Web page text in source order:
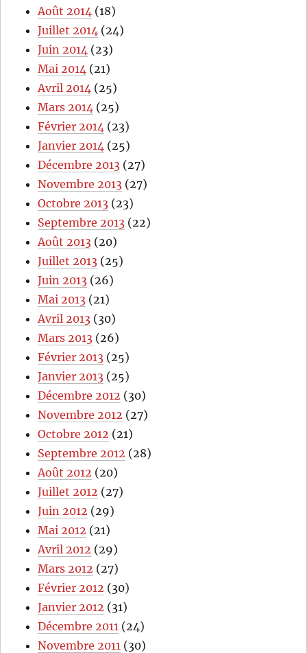
Août 2014 (18)
Juillet 2014 (24)
Juin 2014 (23)
Mai 2014 (21)
Avril 2014 (25)
Mars 2014 (25)
Février 2014 (23)
Janvier 2014 (25)
Décembre 2013 (27)
Novembre 2013 (27)
Octobre 2013 (23)
Septembre 2013 (22)
Août 2013 (20)
Juillet 2013 (25)
Juin 2013 (26)
Mai 2013 (21)
Avril 2013 (30)
Mars 2013 (26)
Février 2013 (25)
Janvier 2013 (25)
Décembre 2012 (30)
Novembre 2012 (27)
Octobre 2012 (21)
Septembre 2012 (28)
Août 2012 (20)
Juillet 2012 (27)
Juin 2012 (29)
Mai 2012 (21)
Avril 2012 (29)
Mars 2012 (27)
Février 2012 (30)
Janvier 2012 (31)
Décembre 2011 (24)
Novembre 2011 (30)